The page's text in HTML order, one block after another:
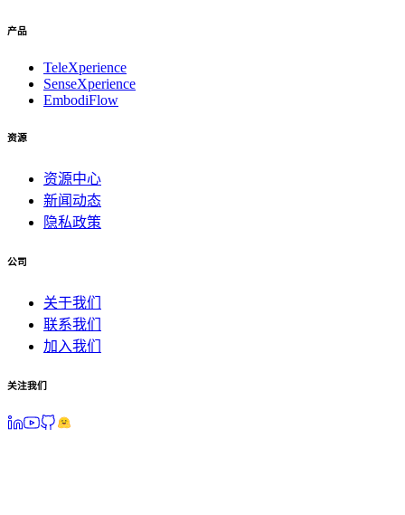
产品
TeleXperience
SenseXperience
EmbodiFlow
资源
资源中心
新闻动态
隐私政策
公司
关于我们
联系我们
加入我们
关注我们